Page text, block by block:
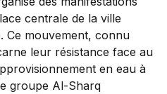
centrale de la ville
Ce mouvement, connu
leur résistance face au
en eau à
groupe Al-Sharq